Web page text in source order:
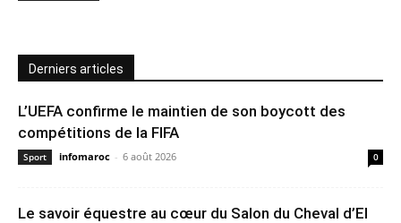
Derniers articles
L’UEFA confirme le maintien de son boycott des
compétitions de la FIFA
Sport infomaroc - 6 août 2026 0
Le savoir équestre au cœur du Salon du Cheval d’El